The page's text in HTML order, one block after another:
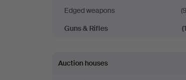
Karljohan
Auktioner
Edged weapons
Guns & Rifles
Auction houses